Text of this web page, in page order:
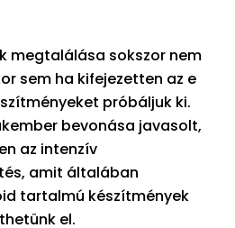
megtalálása sokszor nem
sem ha kifejezetten az e
próbáljuk ki.
bevonása javasolt,
az intenzív
amit általában
tartalmú készítmények
el.